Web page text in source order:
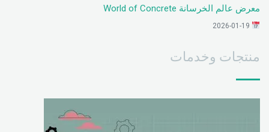
معرض عالم الخرسانة World of Concrete
منتجات وخدمات